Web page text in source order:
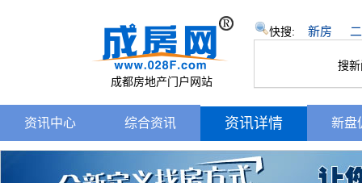
成都房地产门户网站
快搜: 新房
搜
资讯中心 综合资讯 资讯详情 新盘